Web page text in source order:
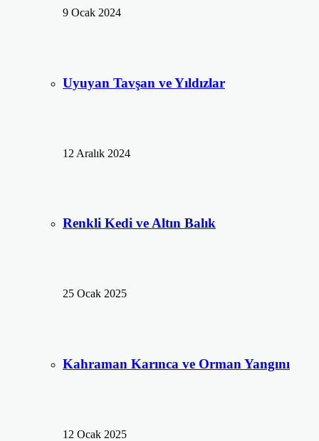
9 Ocak 2024
Uyuyan Tavşan ve Yıldızlar
12 Aralık 2024
Renkli Kedi ve Altın Balık
25 Ocak 2025
Kahraman Karınca ve Orman Yangını
12 Ocak 2025